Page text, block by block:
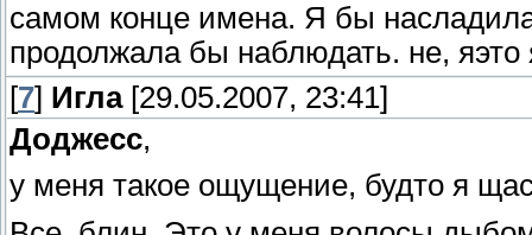
самом конце имена. Я бы
продолжала бы наблюдать. не,
[7] Игла[29.05.2007, 23:41]
Доджесс,
у меня такое ощущение, будто я